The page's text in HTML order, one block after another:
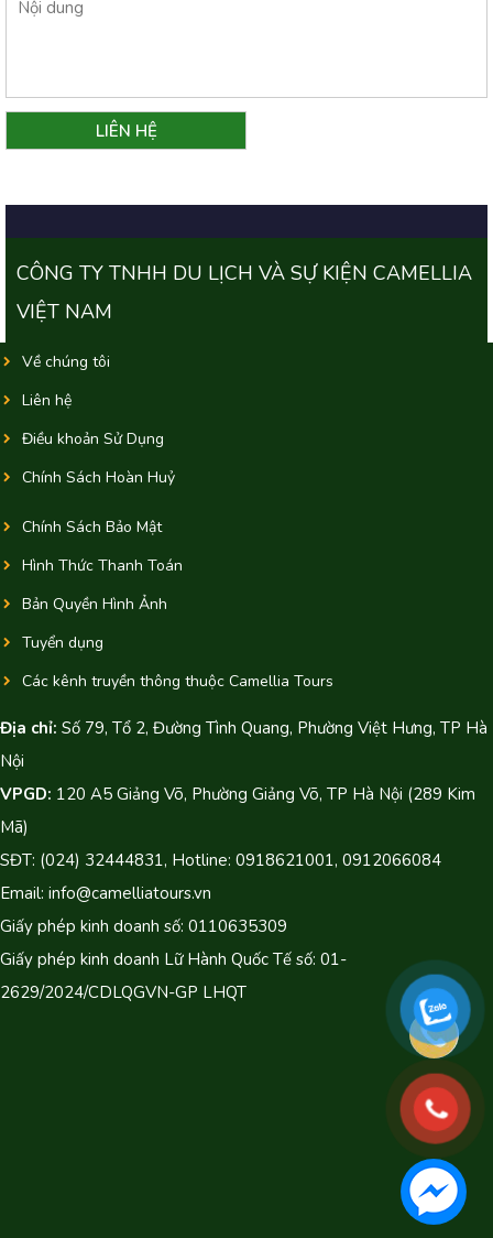
CÔNG TY TNHH DU LỊCH VÀ SỰ KIỆN CAMELLIA
VIỆT NAM
Về chúng tôi
Liên hệ
Điều khoản Sử Dụng
Chính Sách Hoàn Huỷ
Chính Sách Bảo Mật
Hình Thức Thanh Toán
Bản Quyền Hình Ảnh
Tuyển dụng
Các kênh truyền thông thuộc Camellia Tours
Địa chỉ: Số 79, Tổ 2, Đường Tình Quang, Phường Việt Hưng, TP Hà
Nội
VPGD: 120 A5 Giảng Võ, Phường Giảng Võ, TP Hà Nội (289 Kim
Mã)
SĐT: (024) 32444831, Hotline: 0918621001, 0912066084
Email: info@camelliatours.vn
Giấy phép kinh doanh số: 0110635309
Giấy phép kinh doanh Lữ Hành Quốc Tế số: 01-
2629/2024/CDLQGVN-GP LHQT